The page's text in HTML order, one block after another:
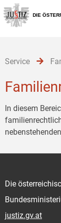
Zur
[1]
Zum
Inhalt
[2]
Zum
Untermenü
[3]
DIE
Service
In diesem
Die
justiz.gv.at